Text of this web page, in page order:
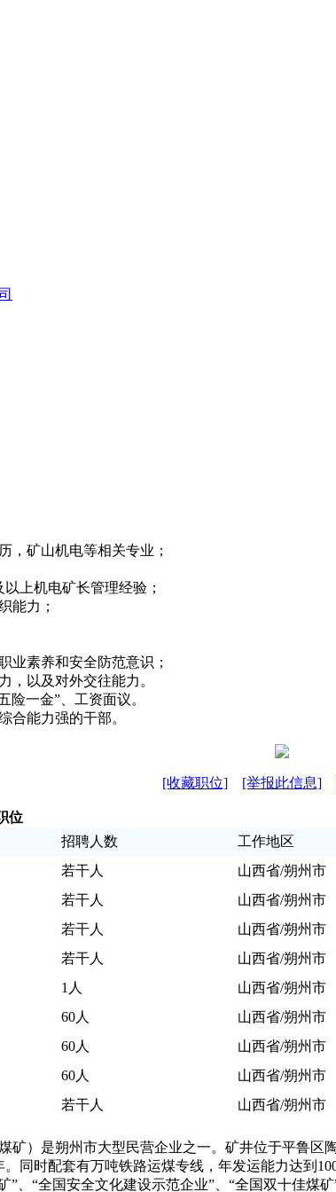
，矿山机电等相关专业；
上机电矿长管理经验；
能力；
业素养和安全防范意识；
，以及对外交往能力。
险一金”、工资面议。
能力强的干部。
[收藏职位] [举报此信息]
位
招聘人数 工作地区
若干人 山西省/朔州市
若干人 山西省/朔州市
若干人 山西省/朔州市
若干人 山西省/朔州市
1人 山西省/朔州市
60人 山西省/朔州市
60人 山西省/朔州市
60人 山西省/朔州市
若干人 山西省/朔州市
矿）是朔州市大型民营企业之一。矿井位于平鲁区
同时配套有万吨铁路运煤专线，年发运能力达到
”、“全国安全文化建设示范企业”、“全国双十佳